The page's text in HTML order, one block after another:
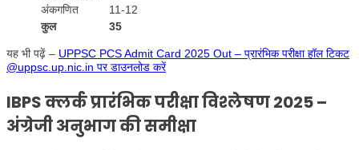
अंकगणित
11-12
कुल
35
यह भी पढ़ें – UPPSC PCS Admit Card 2025 Out – प्रारंभिक परीक्षा हॉल टिकट
@uppsc.up.nic.in पर डाउनलोड करें
IBPS क्लर्क प्रारंभिक परीक्षा विश्लेषण 2025 –
अंग्रेजी अनुभाग की समीक्षा